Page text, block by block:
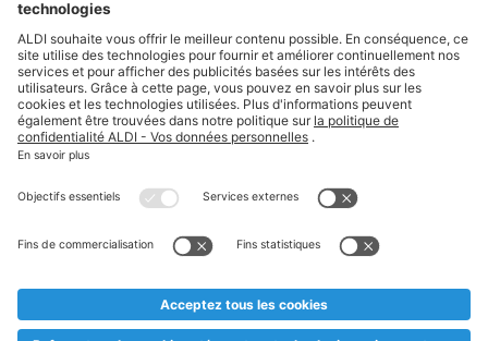
Suivez ALDI Belgique
Textes marqués d'un astérisque et mentions légales
* Nous vendons ces articles temporairement et jusqu'à
au cas où, malgré le planning bien étudié, nous serions
prématurément en rupture de stock. Prix Recupel et TVA incl.
** Sur ce site, l’utilisation de la forme masculine a été adoptée